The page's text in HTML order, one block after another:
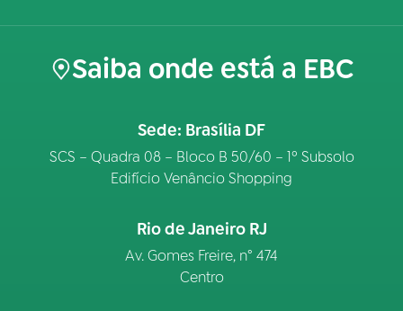
Saiba onde está a EBC
Sede: Brasília DF
SCS – Quadra 08 – Bloco B 50/60 – 1º Subsolo
Edifício Venâncio Shopping
Rio de Janeiro RJ
Av. Gomes Freire, n° 474
Centro